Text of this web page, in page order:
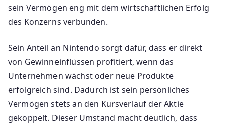
sein Vermögen eng mit dem wirtschaftlichen Erfolg
des Konzerns verbunden.
Sein Anteil an Nintendo sorgt dafür, dass er direkt
von Gewinneinflüssen profitiert, wenn das
Unternehmen wächst oder neue Produkte
erfolgreich sind. Dadurch ist sein persönliches
Vermögen stets an den Kursverlauf der Aktie
gekoppelt. Dieser Umstand macht deutlich, dass